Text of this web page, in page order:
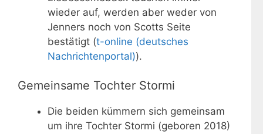
wieder auf, werden aber weder von
Jenners noch von Scotts Seite
bestätigt (t-online (deutsches
Nachrichtenportal)).
Gemeinsame Tochter Stormi
Die beiden kümmern sich gemeinsam
um ihre Tochter Stormi (geboren 2018)